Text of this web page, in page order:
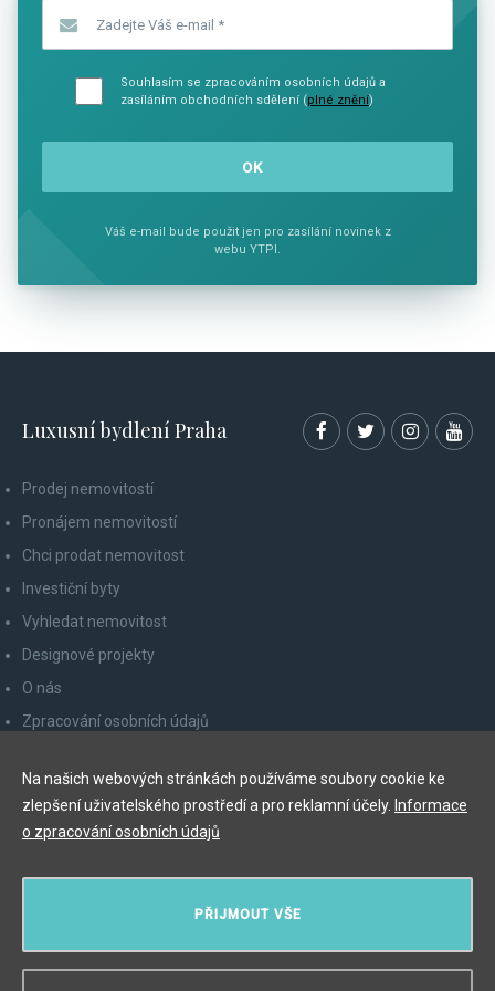
Souhlasím se zpracováním osobních údajů a
zasíláním obchodních sdělení (plné znění)
Váš e-mail bude použit jen pro zasílání novinek z
webu YTPI.
Luxusní bydlení Praha
Prodej nemovitostí
Pronájem nemovitostí
Chci prodat nemovitost
Investiční byty
Vyhledat nemovitost
Designové projekty
O nás
Zpracování osobních údajů
Odhlášení z newsletteru
Myslíková 245/3, 110 00 Praha 1
PŘIJMOUT VŠE
Na našich webových stránkách používáme soubory cookie ke
zlepšení uživatelského prostředí a pro reklamní účely. Informace
o zpracování osobních údajů